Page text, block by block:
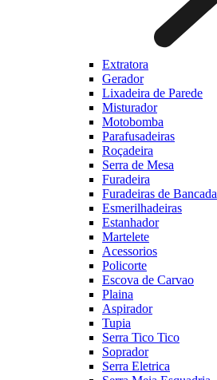
Extratora
Gerador
Lixadeira de Parede
Misturador
Motobomba
Parafusadeiras
Roçadeira
Serra de Mesa
Furadeira
Furadeiras de Bancada
Esmerilhadeiras
Estanhador
Martelete
Acessorios
Policorte
Escova de Carvao
Plaina
Aspirador
Tupia
Serra Tico Tico
Soprador
Serra Eletrica